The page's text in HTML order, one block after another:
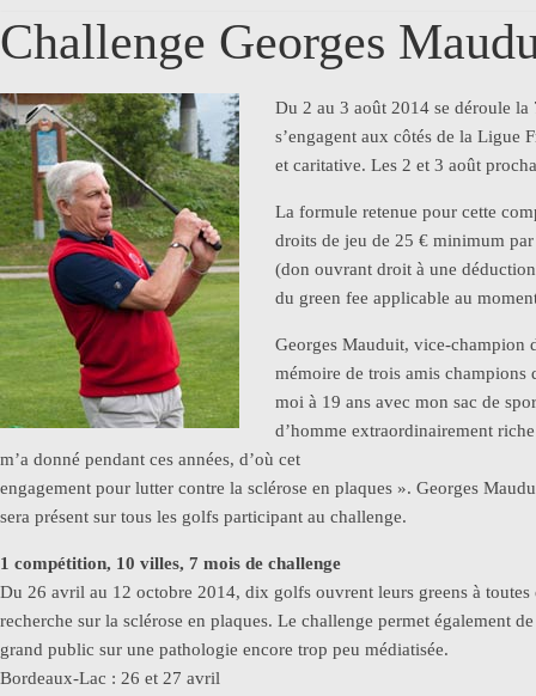
Challenge Georges
Du 2 au 3 août 2014 se déroule
s’engagent aux côtés de la Ligue
et caritative. Les 2 et 3 août
La formule retenue pour cette
droits de jeu de 25 € minimum
(don ouvrant droit à une
du green fee applicable au
Georges Mauduit, vice-champion
mémoire de trois amis champions
moi à 19 ans avec mon sac de
d’homme extraordinairement
m’a donné pendant ces années, d’où cet
engagement pour lutter contre la sclérose en plaques ». Georges
sera présent sur tous les golfs participant au challenge.
1 compétition, 10 villes, 7 mois de challenge
Du 26 avril au 12 octobre 2014, dix golfs ouvrent leurs greens à
recherche sur la sclérose en plaques. Le challenge permet également
grand public sur une pathologie encore trop peu médiatisée.
Bordeaux-Lac : 26 et 27 avril